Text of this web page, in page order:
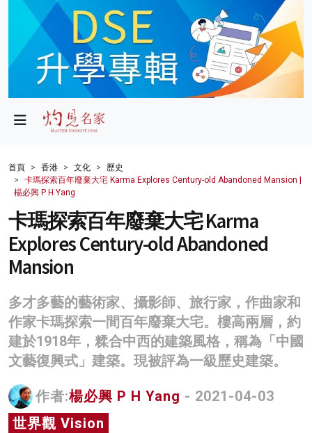
政局
財經
生活
健康
商業
科技
影片
名家榜
灼見活動
關於我們
首頁 香港 文化
歷史
卡瑪探索百年廢棄大宅 Karma Explores Century-old Abandoned Mansion |
楊必興 P H Yang
卡瑪探索百年廢棄大宅 Karma
Explores Century-old Abandoned
Mansion
多才多藝的藝術家、攝影師、旅行家，作曲家和
作家卡瑪探索一間百年廢棄大宅。樓高兩層，約
建於1918年，糅合中西的建築風格，稱為「中國
文藝復興式」建築。現被評為一級歷史建築。
作者:楊必興 P H Yang - 2021-04-03
世界觀 Vision